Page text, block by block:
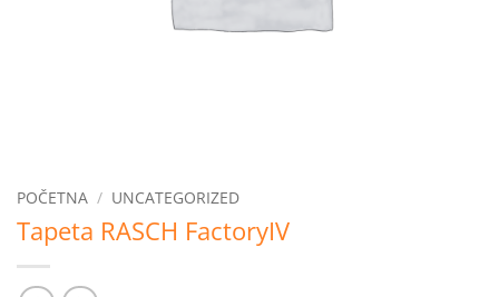
POČETNA / UNCATEGORIZED
Tapeta RASCH FactoryIV